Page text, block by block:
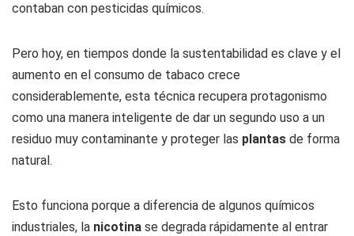
contaban con pesticidas químicos.
Pero hoy, en tiempos donde la sustentabilidad es clave y el
aumento en el consumo de tabaco crece
considerablemente, esta técnica recupera protagonismo
como una manera inteligente de dar un segundo uso a un
residuo muy contaminante y proteger las plantas de forma
natural.
Esto funciona porque a diferencia de algunos químicos
industriales, la nicotina se degrada rápidamente al entrar